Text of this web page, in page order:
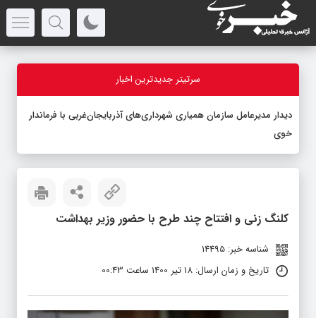
سرتیتر جدیدترین اخبار
دیدار مدیرعامل سازمان همیاری شهرداری‌های آذربایجان‌غربی با فرماندار
خوی
کلنگ زنی و افتتاح چند طرح با حضور وزیر بهداشت
شناسه خبر: 14495
تاریخ و زمان ارسال: 18 تیر 1400 ساعت 00:43